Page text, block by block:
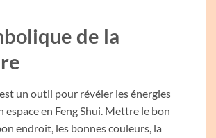
de la
un outil pour révéler les énergies
espace en Feng Shui. Mettre le bon
endroit, les bonnes couleurs, la